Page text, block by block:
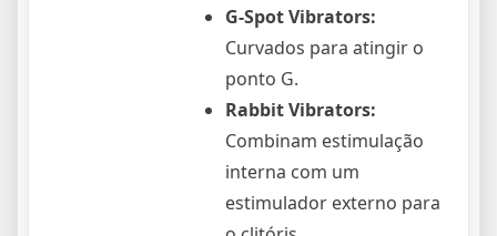
G-Spot Vibrators:
Curvados para atingir o
ponto G.
Rabbit Vibrators:
Combinam estimulação
interna com um
estimulador externo para